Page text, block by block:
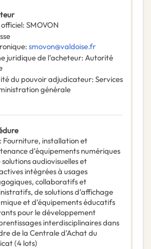
: SMOVON
: smovon@valdoise.fr
juridique de l’acheteur: Autorité
du pouvoir adjudicateur: Services
générale
: Fourniture, installation et
d’équipements numériques
audiovisuelles et
intégrées à usages
collaboratifs et
de solutions d’affichage
et d’équipements éducatifs
pour le développement
interdisciplinaires dans
de la Centrale d'Achat du
(4 lots)